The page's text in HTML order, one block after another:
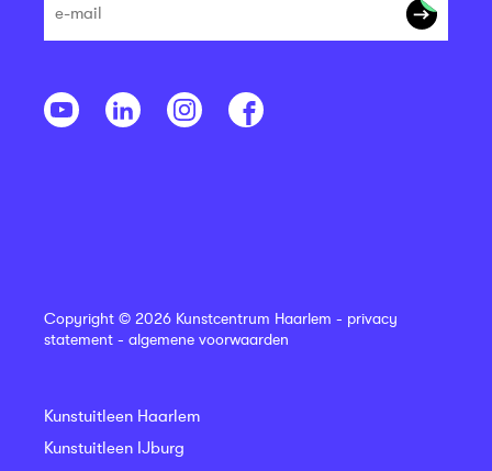
Copyright © 2026 Kunstcentrum Haarlem - privacy
statement - algemene voorwaarden
Kunstuitleen Haarlem
Kunstuitleen IJburg